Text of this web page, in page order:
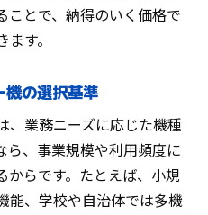
なサポート体制の見極
コピー機業者の特徴
対応力をチェックする
ー機サービス選定ポイ
ことで、納得のいく価格で
す。
機の選択基準
、業務ニーズに応じた機種
ら、事業規模や利用頻度に
からです。たとえば、小規
能、学校や自治体では多機